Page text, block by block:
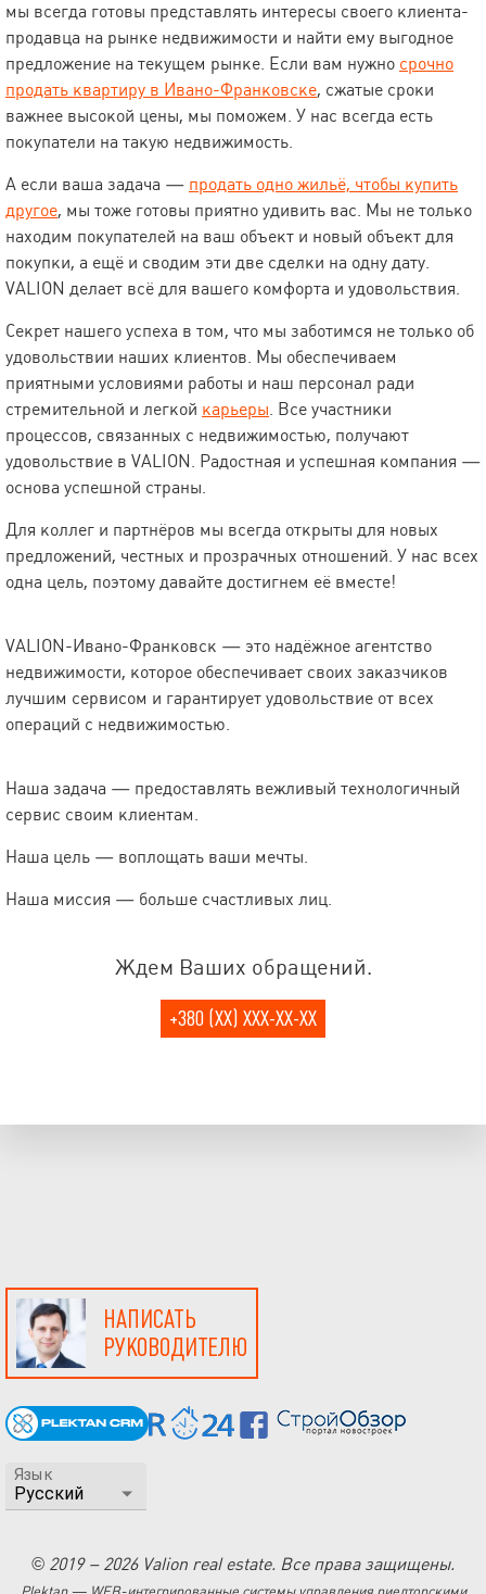
мы всегда готовы представлять интересы своего клиента-
продавца на рынке недвижимости и найти ему выгодное
предложение на текущем рынке. Если вам нужно срочно
продать квартиру в Ивано-Франковске, сжатые сроки
важнее высокой цены, мы поможем. У нас всегда есть
покупатели на такую недвижимость.
А если ваша задача — продать одно жильё, чтобы купить
другое, мы тоже готовы приятно удивить вас. Мы не только
находим покупателей на ваш объект и новый объект для
покупки, а ещё и сводим эти две сделки на одну дату.
VALION делает всё для вашего комфорта и удовольствия.
Секрет нашего успеха в том, что мы заботимся не только об
удовольствии наших клиентов. Мы обеспечиваем
приятными условиями работы и наш персонал ради
стремительной и легкой карьеры. Все участники
процессов, связанных с недвижимостью, получают
удовольствие в VALION. Радостная и успешная компания —
основа успешной страны.
Для коллег и партнёров мы всегда открыты для новых
предложений, честных и прозрачных отношений. У нас всех
одна цель, поэтому давайте достигнем её вместе!
VALION-Ивано-Франковск — это надёжное агентство
недвижимости, которое обеспечивает своих заказчиков
лучшим сервисом и гарантирует удовольствие от всех
операций с недвижимостью.
Наша задача — предоставлять вежливый технологичный
сервис своим клиентам.
Наша цель — воплощать ваши мечты.
Наша миссия — больше счастливых лиц.
Ждем Ваших обращений.
+380 (XX) XXX-XX-XX
НАПИСАТЬ
РУКОВОДИТЕЛЮ
Язык
© 2019 – 2026 Valion real estate. Все права защищены.